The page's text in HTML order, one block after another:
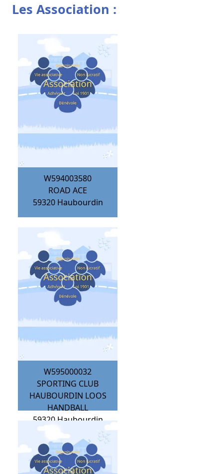
Les Association :
W594003580
ROAD ACE
59320 Haubourdin
W595000032
SPORTING CLUB
HAUBOURDIN LOOS
HANDBALL
59320 Haubourdin